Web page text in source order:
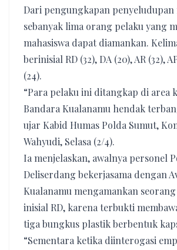
Dari pengungkapan
sebanyak lima orang pelaku yang
mahasiswa dapat diamankan.
berinisial RD (32), DA (20), AR (32),
(24).
“Para pelaku ini ditangkap di area
Bandara Kualanamu hendak
ujar Kabid Humas Polda Sumut,
Wahyudi, Selasa (2/4).
Ia menjelaskan, awalnya personel
Deliserdang bekerjasama dengan
Kualanamu mengamankan
inisial RD, karena terbukti
tiga bungkus plastik berbentuk
“Sementara ketika diinterogasi